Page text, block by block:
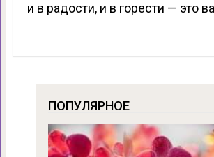
и в радости, и в горести — это
ПОПУЛЯРНОЕ